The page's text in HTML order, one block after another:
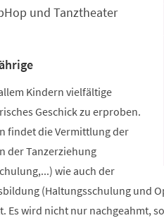
und Tanztheater
Kindern vielfältige
Geschick zu erproben.
findet die Vermittlung der
der Tanzerziehung
wie auch der
(Haltungsschulung und
Es wird nicht nur nachgeahmt,